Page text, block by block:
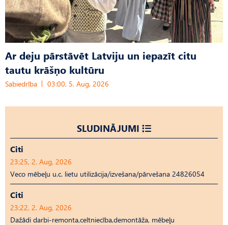
Ar deju pārstāvēt Latviju un iepazīt citu
tautu krāšņo kultūru
Sabiedrība 03:00, 5. Aug, 2026
SLUDINĀJUMI
Citi
23:25, 2. Aug, 2026
Veco mēbeļu u.c. lietu utilizācija/izvešana/pārvešana 24826054
Citi
23:22, 2. Aug, 2026
Dažādi darbi-remonta,celtniecība,demontāža, mēbeļu